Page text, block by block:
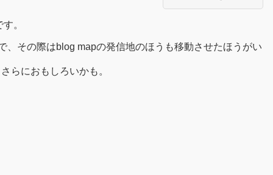
。
その際はblog mapの発信地のほうも移動させたほうがい
らにおもしろいかも。